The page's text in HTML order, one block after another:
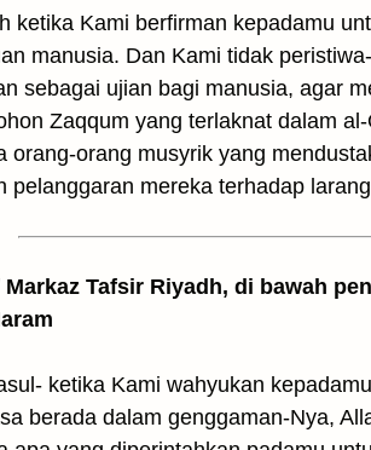
ketika Kami berfirman kepadamu
manusia. Dan Kami tidak
sebagai ujian bagi manusia, agar
Zaqqum yang terlaknat dalam
orang-orang musyrik yang
pelanggaran mereka terhadap
Tafsir Riyadh, di bawah
ketika Kami wahyukan
berada dalam genggaman-Nya,